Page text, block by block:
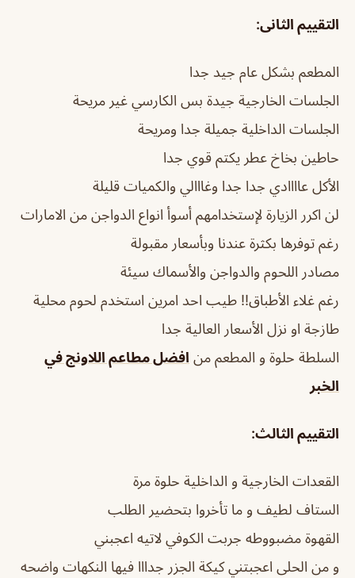
التقييم الثانى:
المطعم بشكل عام جيد جدا
الجلسات الخارجية جيدة بس الكارسي غير مريحة
الجلسات الداخلية جميلة جدا ومريحة
حاطين بخاخ عطر يكتم قوي جدا
الأكل عاااادي جدا جدا وغااالي والكميات قليلة
لن اكرر الزيارة لإستخدامهم أسوأ انواع الدواجن من الامارات
رغم توفرها بكثرة عندنا وبأسعار مقبولة
مصادر اللحوم والدواجن والأسماك سيئة
رغم غلاء الأطباق!! طيب احد امرين استخدم لحوم محلية
طازجة او نزل الأسعار العالية جدا
السلطة حلوة و المطعم من افضل مطاعم اللاونج في
الخبر
التقييم الثالث:
القعدات الخارجية و الداخلية حلوة مرة
الستاف لطيف و ما تأخروا بتحضير الطلب
القهوة مضبووطه جربت الكوفي لاتيه اعجبني
و من الحلى اعجبتني كيكة الجزر جدااا فيها النكهات واضحه